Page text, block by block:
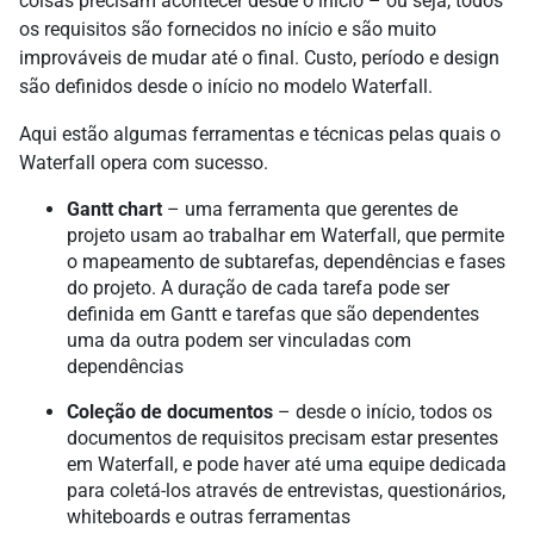
os requisitos são fornecidos no início e são muito
improváveis de mudar até o final. Custo, período e design
são definidos desde o início no modelo Waterfall.
Aqui estão algumas ferramentas e técnicas pelas quais o
Waterfall opera com sucesso.
Gantt chart – uma ferramenta que gerentes de
projeto usam ao trabalhar em Waterfall, que permite
o mapeamento de subtarefas, dependências e fases
do projeto. A duração de cada tarefa pode ser
definida em Gantt e tarefas que são dependentes
uma da outra podem ser vinculadas com
dependências
Coleção de documentos – desde o início, todos os
documentos de requisitos precisam estar presentes
em Waterfall, e pode haver até uma equipe dedicada
para coletá-los através de entrevistas, questionários,
whiteboards e outras ferramentas